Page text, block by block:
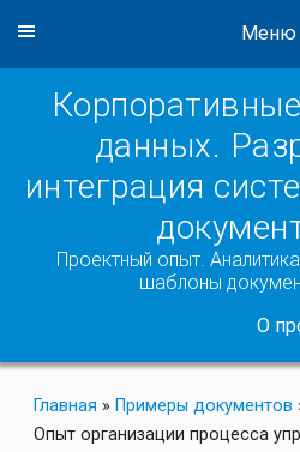
Меню
данных.
интеграция
Проектный опыт.
шаблоны
О
Главная » Примеры документов
Опыт организации процесса